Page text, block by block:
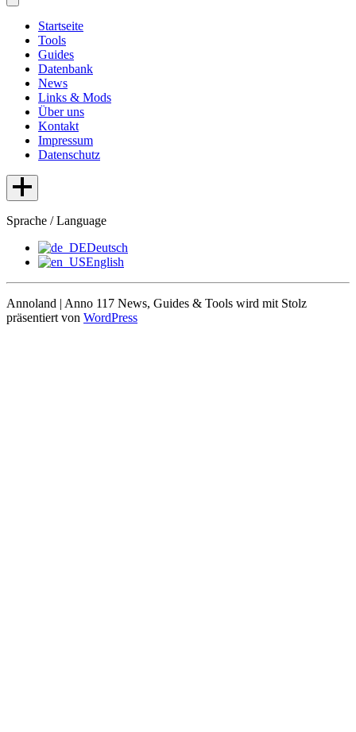
Startseite
Tools
Guides
Datenbank
News
Links & Mods
Über uns
Kontakt
Impressum
Datenschutz
Sprache / Language
Deutsch
English
Annoland | Anno 117 News, Guides & Tools wird mit Stolz
präsentiert von WordPress